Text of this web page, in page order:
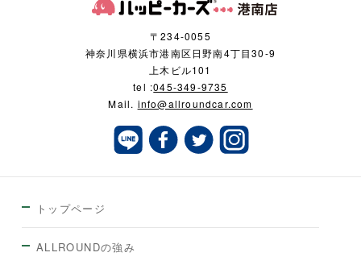
〒234-0055
神奈川県横浜市港南区日野南4丁目30-9
上木ビル101
tel :045-349-9735
Mail. info@allroundcar.com
トップページ
ALLROUNDの強み